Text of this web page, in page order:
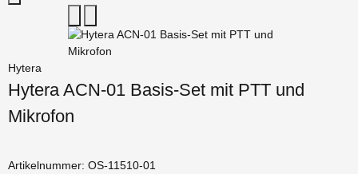
Hytera
Hytera ACN-01 Basis-Set mit PTT und
Mikrofon
Artikelnummer: OS-11510-01